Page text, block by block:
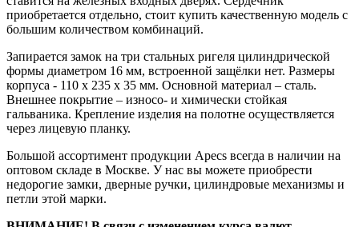
приобретается отдельно, стоит купить качественную модель с
большим количеством комбинаций.
Запирается замок на три стальных ригеля цилиндрической
формы диаметром 16 мм, встроенной защёлки нет. Размеры
корпуса - 110 х 235 х 35 мм. Основной материал – сталь.
Внешнее покрытие – износо- и химически стойкая
гальваника. Крепление изделия на полотне осуществляется
через лицевую планку.
Большой ассортимент продукции Apecs всегда в наличии на
оптовом складе в Москве. У нас вы можете приобрести
недорогие замки, дверные ручки, цилиндровые механизмы и
петли этой марки.